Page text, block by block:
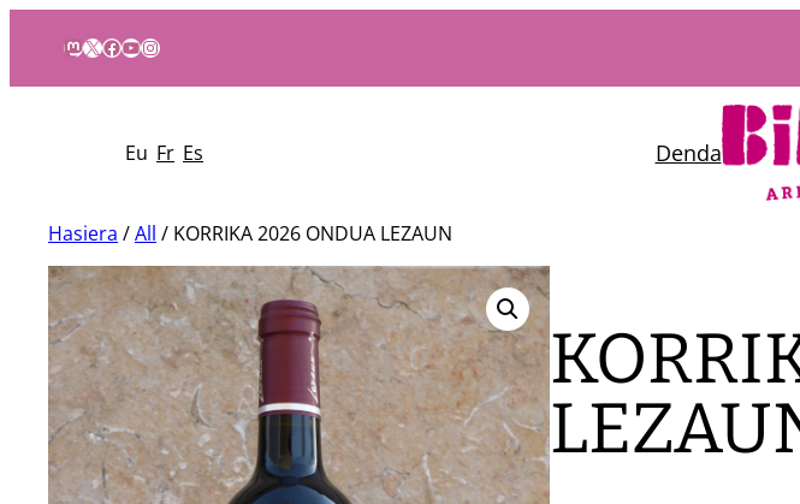
Mastodon
X Facebook
YouTube
Instagram
Eu Fr Es Denda
Hasiera /All / KORRIKA 2026 ONDUA LEZAUN